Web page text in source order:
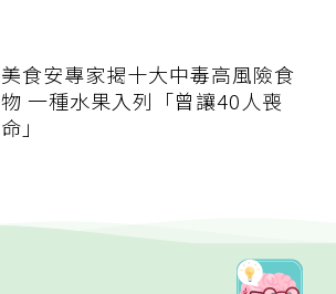
美食安專家揭十大中毒高風險食
物 一種水果入列「曾讓40人喪
命」